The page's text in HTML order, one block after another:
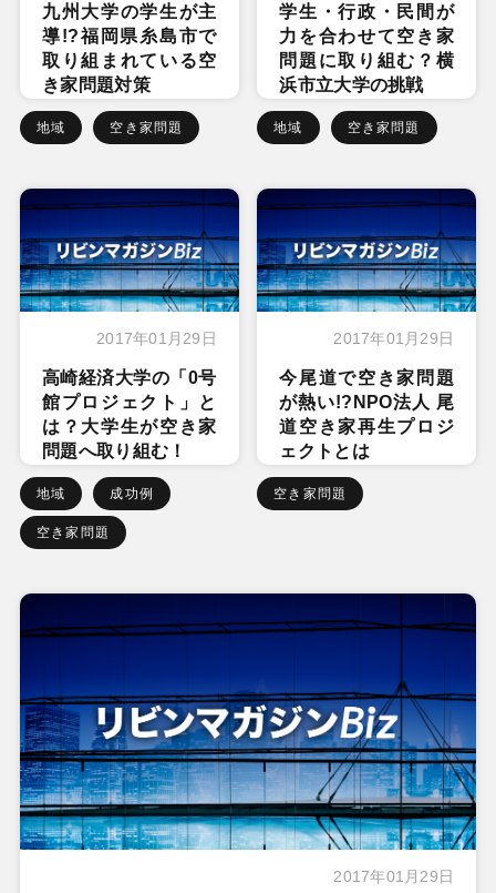
九州大学の学生が主
導!?福岡県糸島市で
取り組まれている空
き家問題対策
地域 空き家問題
学生・行政・民間が
力を合わせて空き家
問題に取り組む？横
浜市立大学の挑戦
地域 空き家問題
2017年01月29日
高崎経済大学の「0号
館プロジェクト」と
は？大学生が空き家
問題へ取り組む！
地域 成功例
空き家問題
2017年01月29日
今尾道で空き家問題
が熱い!?NPO法人 尾
道空き家再生プロジ
ェクトとは
空き家問題
2017年01月29日